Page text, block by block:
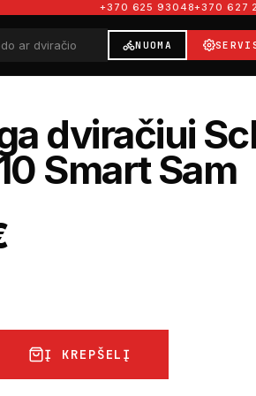
+370 625 93048+370 627
NUOMA
dviračiui
Smart Sam
Į KREPŠELĮ